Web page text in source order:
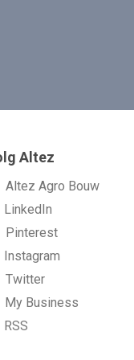
Altez
Altez Agro Bouw
LinkedIn
Pinterest
Instagram
Twitter
My Business
RSS